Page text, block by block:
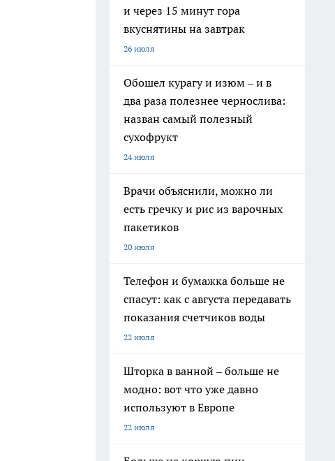
и через 15 минут гора
вкуснятины на завтрак
26 июля
Обошел курагу и изюм – и в
два раза полезнее чернослива:
назван самый полезный
сухофрукт
24 июля
Врачи объяснили, можно ли
есть гречку и рис из варочных
пакетиков
20 июля
Телефон и бумажка больше не
спасут: как с августа передавать
показания счетчиков воды
22 июля
Шторка в ванной – больше не
модно: вот что уже давно
используют в Европе
22 июля